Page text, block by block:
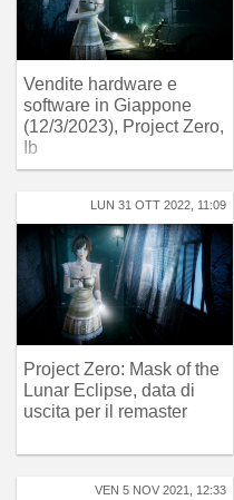
Vendite hardware e
software in Giappone
(12/3/2023), Project Zero,
Ib
LUN 31 OTT 2022, 11:09
Project Zero: Mask of the
Lunar Eclipse, data di
uscita per il remaster
VEN 5 NOV 2021, 12:33